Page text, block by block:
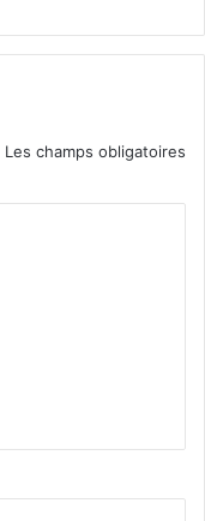
Les champs obligatoires